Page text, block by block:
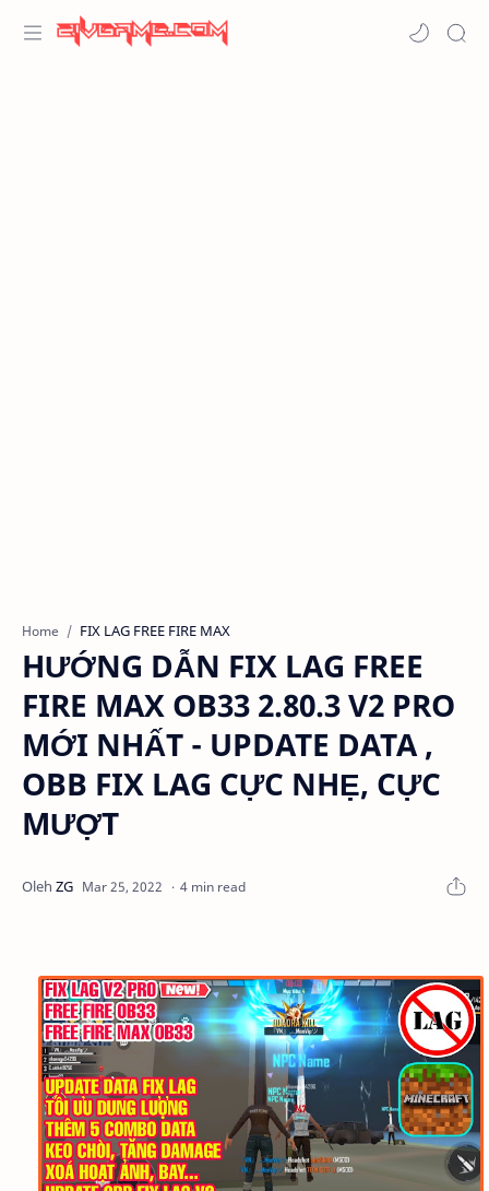
Home FIX LAG FREE FIRE MAX
HƯỚNG DẪN FIX LAG FREE
FIRE MAX OB33 2.80.3 V2 PRO
MỚI NHẤT - UPDATE DATA ,
OBB FIX LAG CỰC NHẸ, CỰC
MƯỢT
4 min read